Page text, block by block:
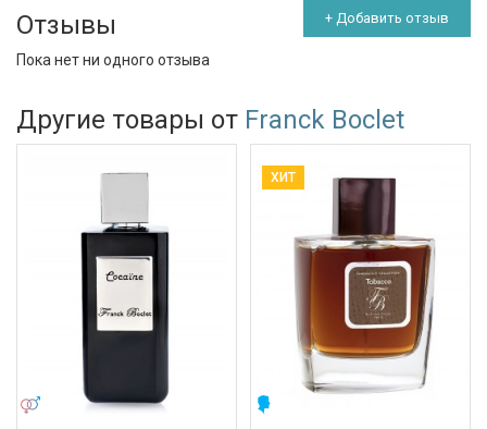
Отзывы + Добавить отзыв
Пока нет ни одного отзыва
Другие товары от Franck Boclet
УНИСЕКС
ХИТ